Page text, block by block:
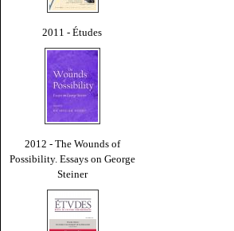
2011 - Études
2012 - The Wounds of
Possibility. Essays on George
Steiner